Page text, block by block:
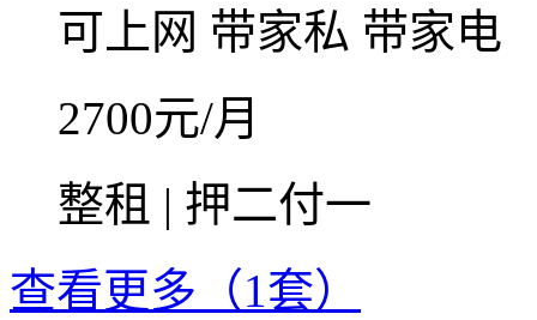
可上网 带家私 带家电
2700元/月
整租 | 押二付一
查看更多（1套）